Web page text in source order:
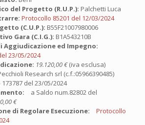
del Progetto (R.U.P.): Palchetti Luca
Protocollo 85201 del 12/03/2024
(C.U.P.): B55F21007980006
Gara (C.I.G.): B1A543210B
Aggiudicazione ed Impegno:
23/05/2024
19.120,00 €(iva esclusa)
Research srl (c.f.:05966390485)
del 23/05/2024
a Saldo num.82802 del
€
di Regolare Esecuzione:
Protocollo